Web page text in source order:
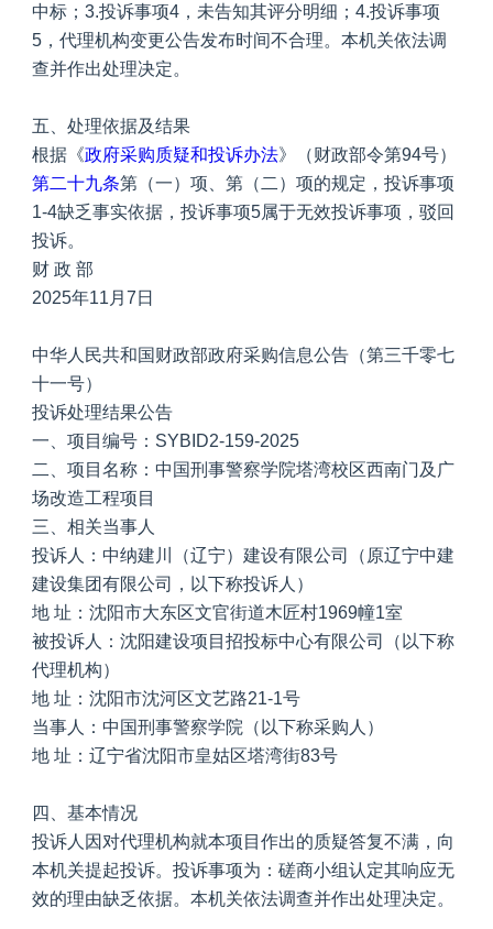
中标；3.投诉事项4，未告知其评分明细；4.投诉事项
5，代理机构变更公告发布时间不合理。本机关依法调
查并作出处理决定。
五、处理依据及结果
根据《政府采购质疑和投诉办法》（财政部令第94号）
第二十九条第（一）项、第（二）项的规定，投诉事项
1-4缺乏事实依据，投诉事项5属于无效投诉事项，驳回
投诉。
财 政 部
2025年11月7日
中华人民共和国财政部政府采购信息公告（第三千零七
十一号）
投诉处理结果公告
一、项目编号：SYBID2-159-2025
二、项目名称：中国刑事警察学院塔湾校区西南门及广
场改造工程项目
三、相关当事人
投诉人：中纳建川（辽宁）建设有限公司（原辽宁中建
建设集团有限公司，以下称投诉人）
地 址：沈阳市大东区文官街道木匠村1969幢1室
被投诉人：沈阳建设项目招投标中心有限公司（以下称
代理机构）
地 址：沈阳市沈河区文艺路21-1号
当事人：中国刑事警察学院（以下称采购人）
地 址：辽宁省沈阳市皇姑区塔湾街83号
四、基本情况
投诉人因对代理机构就本项目作出的质疑答复不满，向
本机关提起投诉。投诉事项为：磋商小组认定其响应无
效的理由缺乏依据。本机关依法调查并作出处理决定。